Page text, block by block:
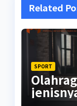
Related
SPORT